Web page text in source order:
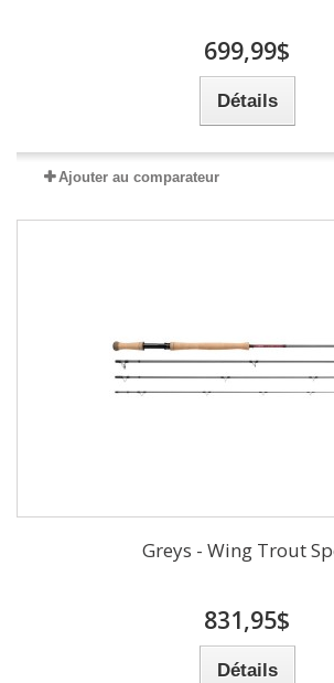
699,99$
Détails
Ajouter au comparateur
Greys - Wing Trout
831,95$
Détails